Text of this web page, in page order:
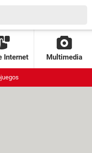
Internet Multimedia